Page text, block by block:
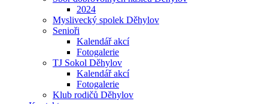
2024
Myslivecký spolek Děhylov
Senioři
Kalendář akcí
Fotogalerie
TJ Sokol Děhylov
Kalendář akcí
Fotogalerie
Klub rodičů Děhylov